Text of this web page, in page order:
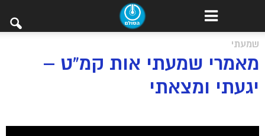
שמעתי
מאמרי שמעתי אות קמ”ט –
יגעתי ומצאתי